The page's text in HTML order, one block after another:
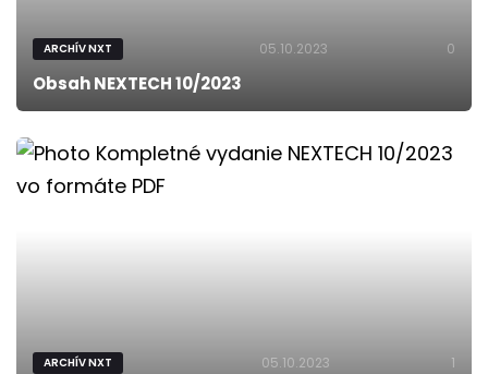
ARCHÍV NXT 05.10.2023 0
Obsah NEXTECH 10/2023
ARCHÍV NXT 05.10.2023 1